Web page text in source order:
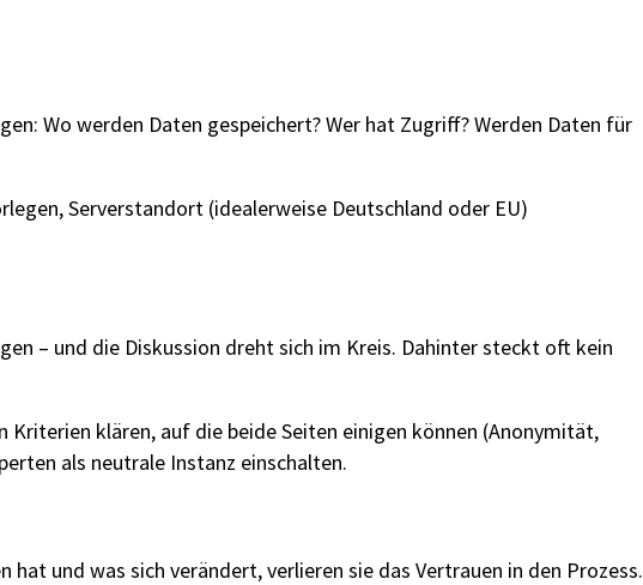
Wo werden Daten gespeichert? Wer hat Zugriff? Werden Daten für
Serverstandort (idealerweise Deutschland oder EU)
– und die Diskussion dreht sich im Kreis. Dahinter steckt oft kein
klären, auf die beide Seiten einigen können (Anonymität,
als neutrale Instanz einschalten.
und was sich verändert, verlieren sie das Vertrauen in den Prozess.